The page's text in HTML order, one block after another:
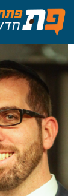
לתוכן